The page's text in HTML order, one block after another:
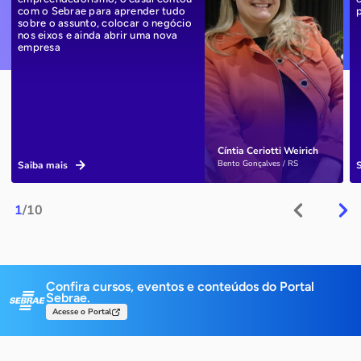
1/10
Cíntia Ceriotti Weirich
Bento Gonçalves / RS
com o Sebrae para aprender tudo
sobre o assunto, colocar o negócio
nos eixos e ainda abrir uma nova
empresa
Saiba mais
Confira cursos, eventos e conteúdos do Portal
Sebrae.
Acesse o Portal